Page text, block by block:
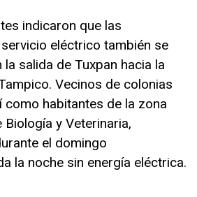
indicaron que las
eléctrico también se
salida de Tuxpan hacia la
Vecinos de colonias
habitantes de la zona
Biología y Veterinaria,
el domingo
la noche sin energía eléctrica.